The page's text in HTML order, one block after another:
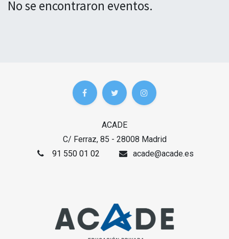
No se encontraron eventos.
ACADE
C/ Ferraz, 85 - 28008 Madrid
91 550 01 02
acade@acade.es